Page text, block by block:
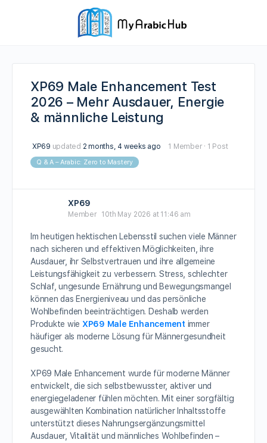
XP69 Male Enhancement Test
2026 – Mehr Ausdauer, Energie
& männliche Leistung
XP69 updated 2 months, 4 weeks ago 1 Member · 1 Post
Q & A – Arabic: Zero to Mastery
XP69
Member 10th May 2026 at 11:46 am
Im heutigen hektischen Lebensstil suchen viele Männer
nach sicheren und effektiven Möglichkeiten, ihre
Ausdauer, ihr Selbstvertrauen und ihre allgemeine
Leistungsfähigkeit zu verbessern. Stress, schlechter
Schlaf, ungesunde Ernährung und Bewegungsmangel
können das Energieniveau und das persönliche
Wohlbefinden beeinträchtigen. Deshalb werden
Produkte wie XP69 Male Enhancement immer
häufiger als moderne Lösung für Männergesundheit
gesucht.
XP69 Male Enhancement wurde für moderne Männer
entwickelt, die sich selbstbewusster, aktiver und
energiegeladener fühlen möchten. Mit einer sorgfältig
ausgewählten Kombination natürlicher Inhaltsstoffe
unterstützt dieses Nahrungsergänzungsmittel
Ausdauer, Vitalität und männliches Wohlbefinden –